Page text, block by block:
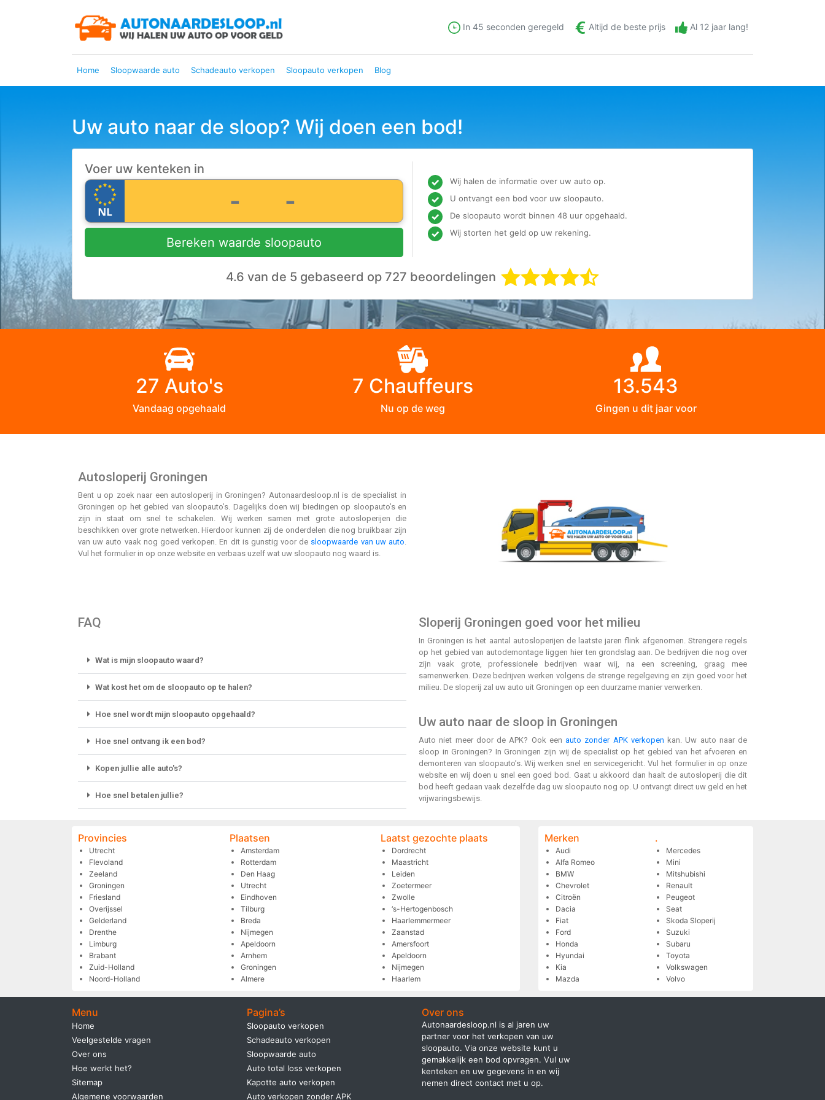
In 45 seconden geregeld Altijd de beste prijs Al 12 jaar lang!
Home Sloopwaarde auto Schadeauto verkopen Sloopauto verkopen Blog
Mogen wij een bod doen? Bereken waarde sloopauto
Uw auto naar de sloop? Wij doen een bod!
Voer uw kenteken in
Bereken waarde sloopauto
Wij halen de informatie over uw auto op.
U ontvangt een bod voor uw sloopauto.
De sloopauto wordt binnen 48 uur opgehaald.
Wij storten het geld op uw rekening.
4.6 van de 5 gebaseerd op 727 beoordelingen
27 Auto's
Vandaag opgehaald
7 Chauffeurs
Nu op de weg
13.543
Gingen u dit jaar voor
Autosloperij Groningen
Bent u op zoek naar een autosloperij in Groningen? Autonaardesloop.nl is de specialist in
Groningen op het gebied van sloopauto’s. Dagelijks doen wij biedingen op sloopauto’s en
zijn in staat om snel te schakelen. Wij werken samen met grote autosloperijen die
beschikken over grote netwerken. Hierdoor kunnen zij de onderdelen die nog bruikbaar zijn
van uw auto vaak nog goed verkopen. En dit is gunstig voor de sloopwaarde van uw auto
Vul het formulier in op onze website en verbaas uzelf wat uw sloopauto nog waard is.
FAQ
Wat is mijn sloopauto waard?
Wat kost het om de sloopauto op te halen?
Hoe snel wordt mijn sloopauto opgehaald?
Hoe snel ontvang ik een bod?
Kopen jullie alle auto's?
Hoe snel betalen jullie?
Sloperij Groningen goed voor het milieu
In Groningen is het aantal autosloperijen de laatste jaren flink afgenomen. Strengere regels
op het gebied van autodemontage liggen hier ten grondslag aan. De bedrijven die nog over
zijn vaak grote, professionele bedrijven waar wij, na een screening, graag mee
samenwerken. Deze bedrijven werken volgens de strenge regelgeving en zijn goed voor het
milieu. De sloperij zal uw auto uit Groningen op een duurzame manier verwerken.
Uw auto naar de sloop in Groningen
Auto niet meer door de APK? Ook een auto zonder APK verkopen kan. Uw auto naar de
sloop in Groningen? In Groningen zijn wij de specialist op het gebied van het afvoeren en
demonteren van sloopauto’s. Wij werken snel en servicegericht. Vul het formulier in op onze
website en wij doen u snel een goed bod. Gaat u akkoord dan haalt de autosloperij die dit
bod heeft gedaan vaak dezelfde dag uw sloopauto nog op. U ontvangt direct uw geld en het
vrijwaringsbewijs.
Provincies
Utrecht
Flevoland
Zeeland
Groningen
Friesland
Overijssel
Gelderland
Drenthe
Limburg
Brabant
Zuid-Holland
Noord-Holland
Plaatsen
Amsterdam
Rotterdam
Den Haag
Utrecht
Eindhoven
Tilburg
Breda
Nijmegen
Apeldoorn
Arnhem
Groningen
Almere
Laatst gezochte plaats
Dordrecht
Maastricht
Leiden
Zoetermeer
Zwolle
‘s-Hertogenbosch
Haarlemmermeer
Zaanstad
Amersfoort
Apeldoorn
Nijmegen
Haarlem
Merken
Audi
Alfa Romeo
BMW
Chevrolet
Citroën
Dacia
Fiat
Ford
Honda
Hyundai
Kia
Mazda
.
Mercedes
Mini
Mitshubishi
Renault
Peugeot
Seat
Skoda Sloperij
Suzuki
Subaru
Toyota
Volkswagen
Volvo
Menu
Home
Veelgestelde vragen
Over ons
Hoe werkt het?
Sitemap
Algemene voorwaarden
Pagina’s
Sloopauto verkopen
Schadeauto verkopen
Sloopwaarde auto
Auto total loss verkopen
Kapotte auto verkopen
Auto verkopen zonder APK
Over ons
Autonaardesloop.nl is al jaren uw
partner voor het verkopen van uw
sloopauto. Via onze website kunt u
gemakkelijk een bod opvragen. Vul uw
kenteken en uw gegevens in en wij
nemen direct contact met u op.